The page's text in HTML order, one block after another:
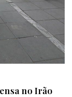
no Irão